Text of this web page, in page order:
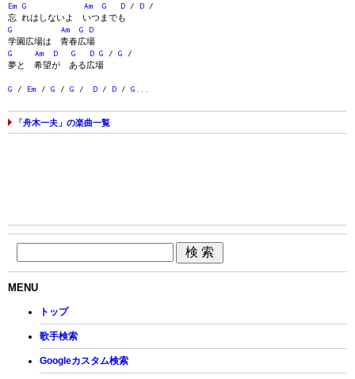
Em
G Am G D / D /
忘 れはしないよ いつまでも
G
Am G
D
学園広場は 青春広場
G
Am D G D G / G /
夢と 希望が ある広場
G / Em / G / G / D / D / G
「舟木一夫」の楽曲一覧
MENU
トップ
歌手検索
Googleカスタム検索